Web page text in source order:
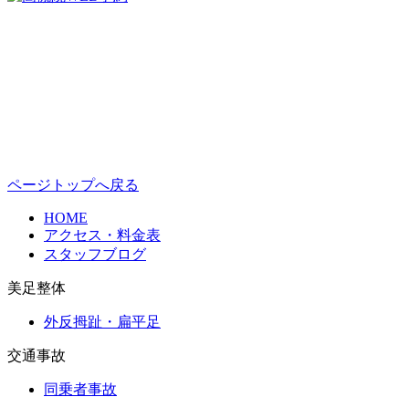
ページトップへ戻る
HOME
アクセス・料金表
スタッフブログ
美足整体
外反拇趾・扁平足
交通事故
同乗者事故